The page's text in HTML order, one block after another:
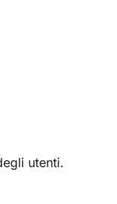
utenti.